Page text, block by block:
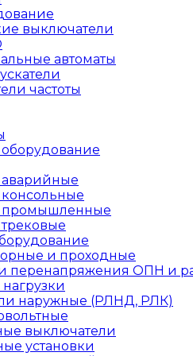
выключатели
автоматы
частоты
оборудование
промышленные
и проходные
перенапряжения ОПН и
наружные (РЛНД, РЛК)
выключатели
установки